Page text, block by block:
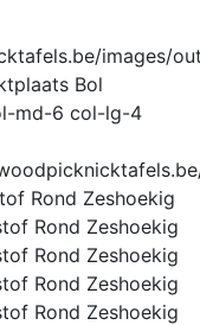
Bol
md-6 col-lg-4
Rond Zeshoekig
Rond Zeshoekig
Rond Zeshoekig
Rond Zeshoekig
Rond Zeshoekig